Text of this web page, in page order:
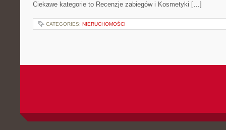
Ciekawe kategorie to Recenzje zabiegów i Kosmetyki […]
CATEGORIES: NIERUCHOMOŚCI